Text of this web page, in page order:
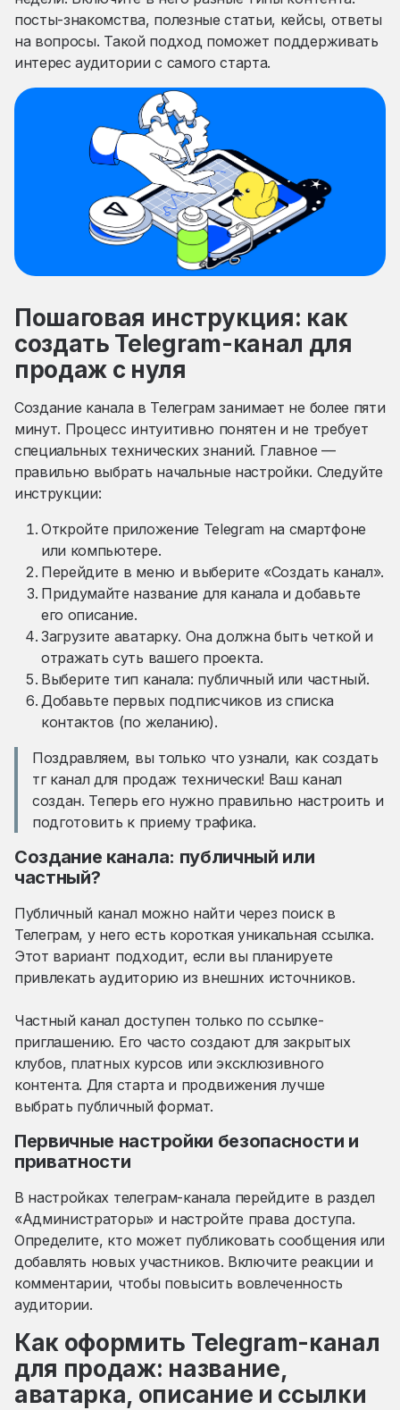
посты-знакомства, полезные статьи, кейсы, ответы
на вопросы. Такой подход поможет поддерживать
интерес аудитории с самого старта.
Пошаговая инструкция: как
создать Telegram-канал для
продаж с нуля
Создание канала в Телеграм занимает не более пяти
минут. Процесс интуитивно понятен и не требует
специальных технических знаний. Главное —
правильно выбрать начальные настройки. Следуйте
инструкции:
Откройте приложение Telegram на смартфоне
или компьютере.
Перейдите в меню и выберите «Создать канал».
Придумайте название для канала и добавьте
его описание.
Загрузите аватарку. Она должна быть четкой и
отражать суть вашего проекта.
Выберите тип канала: публичный или частный.
Добавьте первых подписчиков из списка
контактов (по желанию).
Поздравляем, вы только что узнали, как создать
тг канал для продаж технически! Ваш канал
создан. Теперь его нужно правильно настроить и
подготовить к приему трафика.
Создание канала: публичный или
частный?
Публичный канал можно найти через поиск в
Телеграм, у него есть короткая уникальная ссылка.
Этот вариант подходит, если вы планируете
привлекать аудиторию из внешних источников.
Частный канал доступен только по ссылке-
приглашению. Его часто создают для закрытых
клубов, платных курсов или эксклюзивного
контента. Для старта и продвижения лучше
выбрать публичный формат.
Первичные настройки безопасности и
приватности
В настройках телеграм-канала перейдите в раздел
«Администраторы» и настройте права доступа.
Определите, кто может публиковать сообщения или
добавлять новых участников. Включите реакции и
комментарии, чтобы повысить вовлеченность
аудитории.
Как оформить Telegram-канал
для продаж: название,
аватарка, описание и ссылки